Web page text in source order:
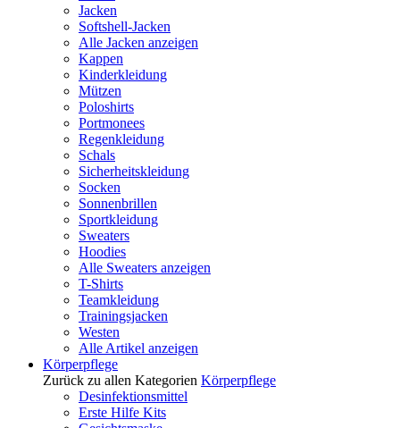
Jacken
Softshell-Jacken
Alle Jacken anzeigen
Kappen
Kinderkleidung
Mützen
Poloshirts
Portmonees
Regenkleidung
Schals
Sicherheitskleidung
Socken
Sonnenbrillen
Sportkleidung
Sweaters
Hoodies
Alle Sweaters anzeigen
T-Shirts
Teamkleidung
Trainingsjacken
Westen
Alle Artikel anzeigen
Körperpflege
Zurück zu allen Kategorien Körperpflege
Desinfektionsmittel
Erste Hilfe Kits